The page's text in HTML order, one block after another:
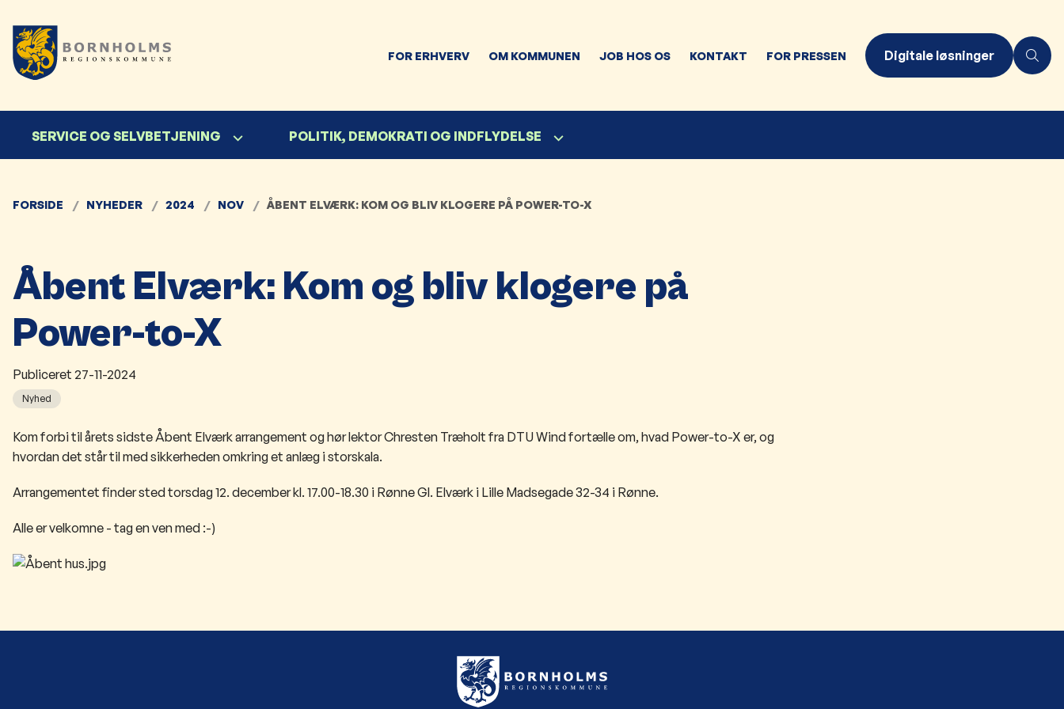
FOR ERHVERV OM KOMMUNEN JOB HOS OS KONTAKT FOR PRESSEN Digitale løsninger
SERVICE OG SELVBETJENING POLITIK, DEMOKRATI OG INDFLYDELSE
FORSIDE NYHEDER 2024 NOV ÅBENT ELVÆRK: KOM OG BLIV KLOGERE PÅ POWER-TO-X
Åbent Elværk: Kom og bliv klogere på
Power-to-X
Publiceret 27-11-2024
Nyhed
​Kom forbi til årets sidste Åbent Elværk arrangement og hør lektor Chresten Træholt fra DTU Wind fortælle om, hvad Power-to-X er, og
hvordan det står til med sikkerheden omkring et anlæg i storskala.
Arrangementet finder sted torsdag 12. december kl. 17.00-18.30 i Rønne Gl. Elværk i Lille Madsegade 32-34 i Rønne.
​Alle er velkomne - tag en ven med :-)